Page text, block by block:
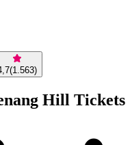
(1.563)
Hill Tickets